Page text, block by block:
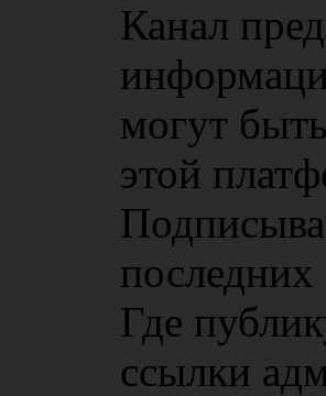
Канал
могут
этой
Где
ссылки